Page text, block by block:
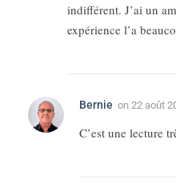
indifférent. J’ai un
expérience l’a
Bernie on 22 août
C’est une lecture